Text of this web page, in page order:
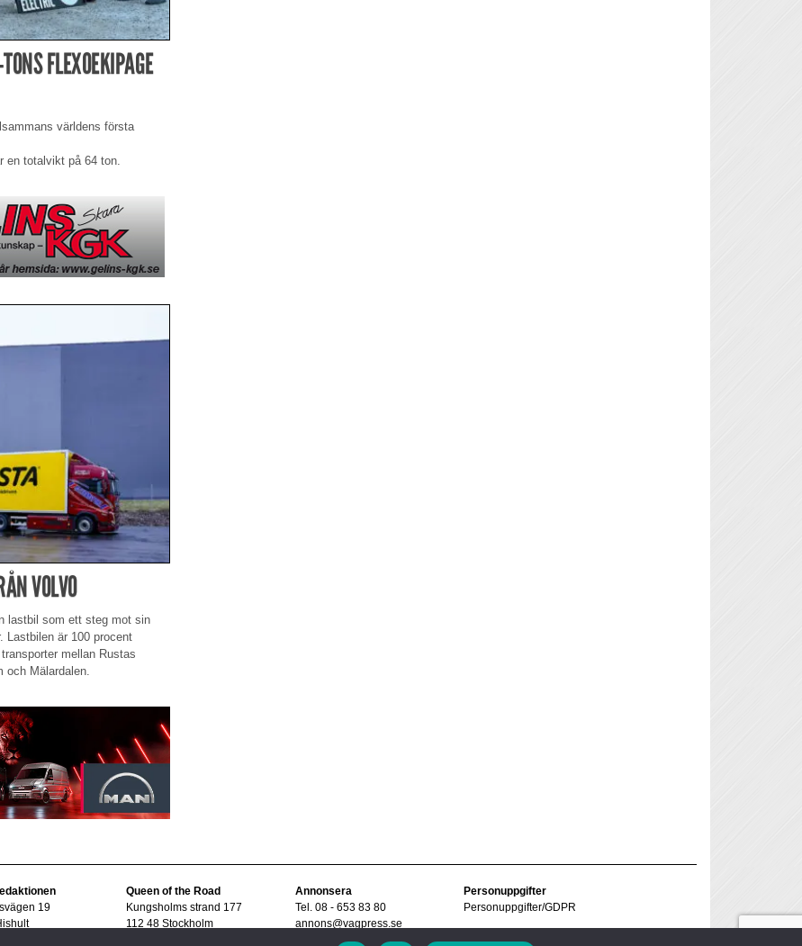
FLEXOEKIPAGE
världens första
en totalvikt på 64 ton.
VOLVO
lastbil som ett steg mot sin
Lastbilen är 100 procent
mellan Rustas
Mälardalen.
19
Queen of the Road
Kungsholms strand 177
112 48 Stockholm
Annonsera
Tel. 08 - 653 83 80
annons@vagpress.se
Personuppgifter
Personuppgifter/GDPR